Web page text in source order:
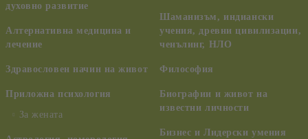
духовно развитие
Алтернативна медицина и
лечение
Здравословен начин на живот
Приложна психология
За жената
Шаманизъм, индиански
учения, древни цивилизации,
ченълинг, НЛО
Философия
Биографии и живот на
известни личности
Бизнес и Лидерски умения